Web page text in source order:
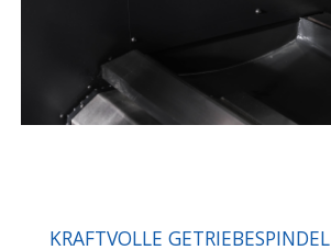
KRAFTVOLLE GETRIEBESPINDEL